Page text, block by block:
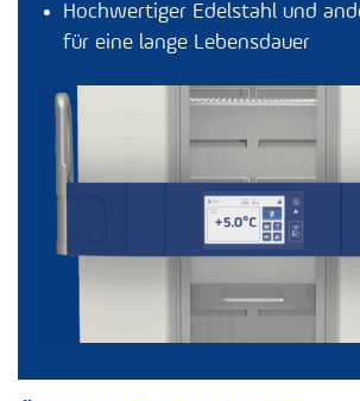
Hochwertiger Edelstahl und
für eine lange Lebensdauer